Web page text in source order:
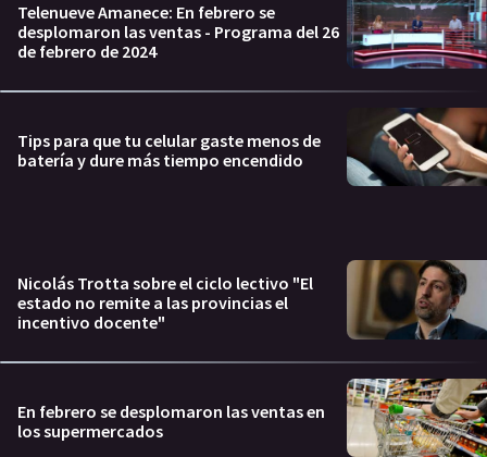
Telenueve Amanece: En febrero se
desplomaron las ventas - Programa del 26
de febrero de 2024
Tips para que tu celular gaste menos de
batería y dure más tiempo encendido
Nicolás Trotta sobre el ciclo lectivo "El
estado no remite a las provincias el
incentivo docente"
En febrero se desplomaron las ventas en
los supermercados